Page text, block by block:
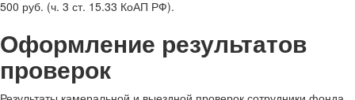
500 руб. (ч. 3 ст. 15.33 КоАП РФ).
Оформление результатов
проверок